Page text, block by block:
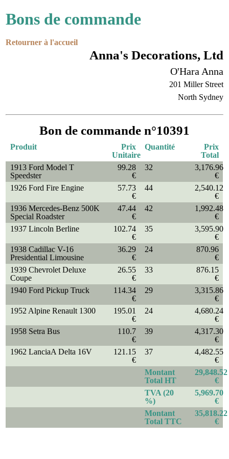
Bons de commande
Retourner à l'accueil
Anna's Decorations, Ltd
O'Hara Anna
201 Miller Street
North Sydney
Bon de commande n°10391
Produit
Prix
Unitaire
Quantité
Prix
Total
1913 Ford Model T
Speedster
99.28
€
32
3,176.96
€
1926 Ford Fire Engine
57.73
€
44
2,540.12
€
1936 Mercedes-Benz 500K
Special Roadster
47.44
€
42
1,992.48
€
1937 Lincoln Berline
102.74
€
35
3,595.90
€
1938 Cadillac V-16
Presidential Limousine
36.29
€
24
870.96
€
1939 Chevrolet Deluxe
Coupe
26.55
€
33
876.15
€
1940 Ford Pickup Truck
114.34
€
29
3,315.86
€
1952 Alpine Renault 1300
195.01
€
24
4,680.24
€
1958 Setra Bus
110.7
€
39
4,317.30
€
1962 LanciaA Delta 16V
121.15
€
37
4,482.55
€
Montant
Total HT
29,848.52
€
TVA (20
%)
5,969.70
€
Montant
Total TTC
35,818.22
€